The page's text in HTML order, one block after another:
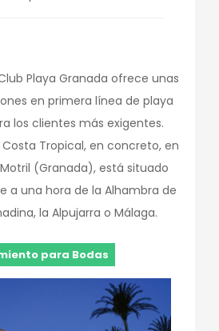
Playa Granada ofrece unas
en primera línea de playa
los clientes más exigentes.
Tropical, en concreto, en
(Granada), está situado
a una hora de la Alhambra de
la Alpujarra o Málaga.
para Bodas